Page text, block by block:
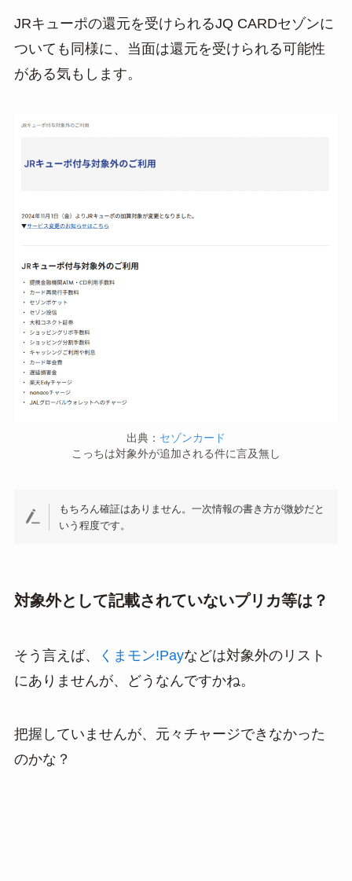
JRキューポの還元を受けられるJQ CARDセゾンに
ついても同様に、当面は還元を受けられる可能性
がある気もします。
出典： セゾンカード
こっちは対象外が追加される件に言及無し
もちろん確証はありません。一次情報の書き方が微妙だと
いう程度です。
対象外として記載されていないプリカ等は？
そう言えば、 くまモン!Payなどは対象外のリスト
にありませんが、どうなんですかね。
把握していませんが、元々チャージできなかった
のかな？